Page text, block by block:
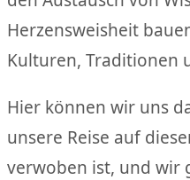
Herzensweisheit
Kulturen, Traditionen
Hier kö￶nnen wir uns
unsere Reise auf
verwoben ist, und wir